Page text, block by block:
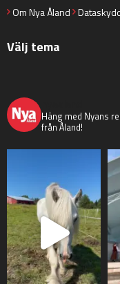
Om Nya Åland
Välj tema
Häng med Nyans
från Åland!